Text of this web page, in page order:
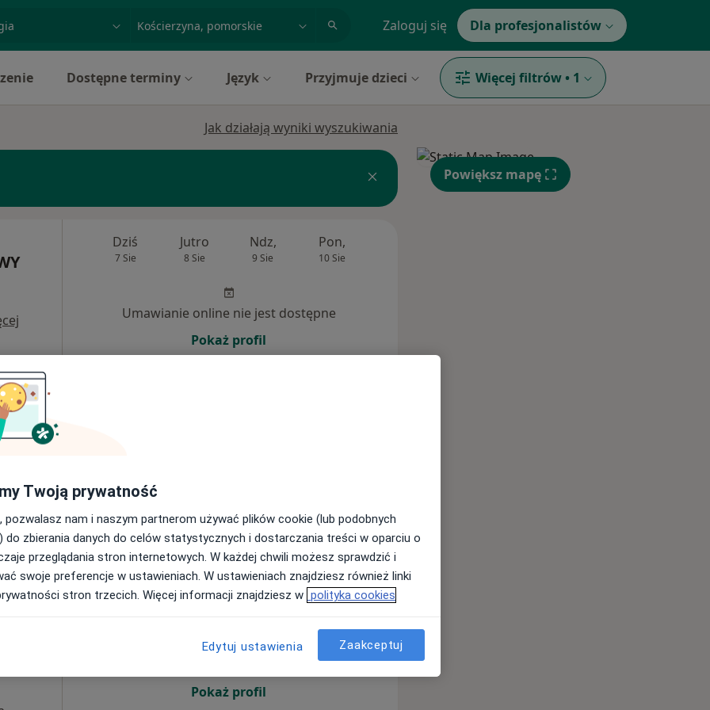
badanie lub nazwiskomiasto lub dzielnica Zaloguj się Dla profesjonalistów
Dostępne terminy Język Przyjmuje dzieci Więcej filtrów • 1
Jak działają wyniki wyszukiwania
Mapa
200 zł
Dziś
7 Sie
Jutro
8 Sie
Ndz,
9 Sie
Pon,
10 Sie
Umawianie online nie jest dostępne
Pokaż profil
Dziś Jutro Ndz, Pon, Wt,
Umawianie online nie jest dostępne
Pokaż profil
Powiększ mapę
Twoją prywatność
pozwalasz nam i naszym partnerom używać plików cookie (lub podobnych
do zbierania danych do celów statystycznych i dostarczania treści w oparciu o
przeglądania stron internetowych. W każdej chwili możesz sprawdzić i
swoje preferencje w ustawieniach. W ustawieniach znajdziesz również linki
stron trzecich. Więcej informacji znajdziesz w polityka cookies
Edytuj ustawienia Zaakceptuj